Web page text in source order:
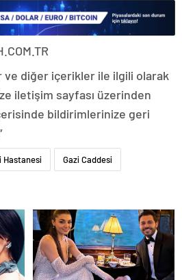
ve diğer içerikler ile ilgili olarak
iletişim sayfası üzerinden
bildirimlerinize geri
Hastanesi Gazi Caddesi